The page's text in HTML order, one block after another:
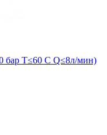
бар Т≤60 С Q≤8л/мин)